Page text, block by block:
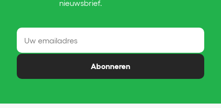
nieuwsbrief.
Abonneren